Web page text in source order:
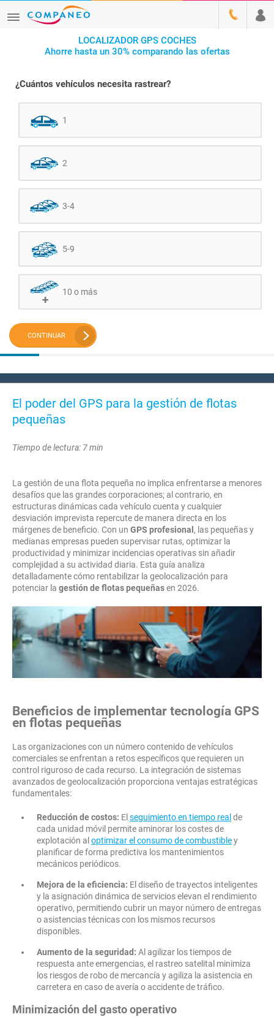
LOCALIZADOR GPS COCHES
Ahorre hasta un 30% comparando las ofertas
¿Cuántos vehículos necesita rastrear?
1
2
3-4
5-9
10 o más
CONTINUAR
El poder del GPS para la gestión de flotas
pequeñas
Tiempo de lectura: 7 min
La gestión de una flota pequeña no implica enfrentarse a menores
desafíos que las grandes corporaciones; al contrario, en
estructuras dinámicas cada vehículo cuenta y cualquier
desviación imprevista repercute de manera directa en los
márgenes de beneficio. Con un GPS profesional , las pequeñas y
medianas empresas pueden supervisar rutas, optimizar la
productividad y minimizar incidencias operativas sin añadir
complejidad a su actividad diaria. Esta guía analiza
detalladamente cómo rentabilizar la geolocalización para
potenciar la gestión de flotas pequeñasen 2026.
Beneficios de implementar tecnología GPS
en flotas pequeñas
Las organizaciones con un número contenido de vehículos
comerciales se enfrentan a retos específicos que requieren un
control riguroso de cada recurso. La integración de sistemas
avanzados de geolocalización proporciona ventajas estratégicas
fundamentales:
Reducción de costos: El seguimiento en tiempo real de
cada unidad móvil permite aminorar los costes de
explotación al optimizar el consumo de combustibley
planificar de forma predictiva los mantenimientos
mecánicos periódicos.
Mejora de la eficiencia: El diseño de trayectos inteligentes
y la asignación dinámica de servicios elevan el rendimiento
operativo, permitiendo cubrir un mayor número de entregas
o asistencias técnicas con los mismos recursos
disponibles.
Aumento de la seguridad: Al agilizar los tiempos de
respuesta ante emergencias, el rastreo satelital minimiza
los riesgos de robo de mercancía y agiliza la asistencia en
carretera en caso de avería o accidente de tráfico.
Minimización del gasto operativo